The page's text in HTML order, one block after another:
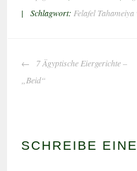
|
Schlagwort: Felafel
BEITRAGS-
NAVIGATION
7 Ägyptische Eiergerichte –
„Beid“
SCHREIBE